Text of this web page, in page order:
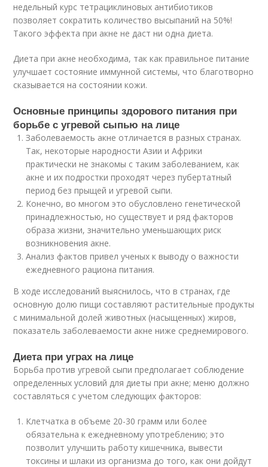
недельный курс тетрациклиновых антибиотиков
позволяет сократить количество высыпаний на 50%!
Такого эффекта при акне не даст ни одна диета.
Диета при акне необходима, так как правильное питание
улучшает состояние иммунной системы, что благотворно
сказывается на состоянии кожи.
Основные принципы здорового питания при
борьбе с угревой сыпью на лице
Заболеваемость акне отличается в разных странах.
Так, некоторые народности Азии и Африки
практически не знакомы с таким заболеванием, как
акне и их подростки проходят через пубертатный
период без прыщей и угревой сыпи.
Конечно, во многом это обусловлено генетической
принадлежностью, но существует и ряд факторов
образа жизни, значительно уменьшающих риск
возникновения акне.
Анализ фактов привел ученых к выводу о важности
ежедневного рациона питания.
В ходе исследований выяснилось, что в странах, где
основную долю пищи составляют растительные продукты
с минимальной долей животных (насыщенных) жиров,
показатель заболеваемости акне ниже среднемирового.
Диета при уграх на лице
Борьба против угревой сыпи предполагает соблюдение
определенных условий для диеты при акне; меню должно
составляться с учетом следующих факторов:
Клетчатка в объеме 20-30 грамм или более
обязательна к ежедневному употреблению; это
позволит улучшить работу кишечника, вывести
токсины и шлаки из организма до того, как они дойдут